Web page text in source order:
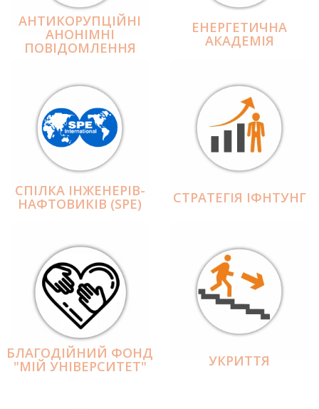
АНТИКОРУПЦІЙНІ
АНОНІМНІ
ПОВІДОМЛЕННЯ
ЕНЕРГЕТИЧНА
АКАДЕМІЯ
СПІЛКА ІНЖЕНЕРІВ-
НАФТОВИКІВ (SPE) СТРАТЕГІЯ ІФНТУНГ
БЛАГОДІЙНИЙ ФОНД
"МІЙ УНІВЕРСИТЕТ" УКРИТТЯ